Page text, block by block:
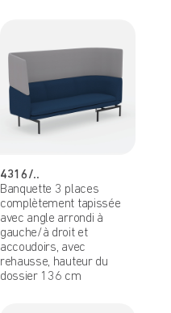
4316/..
Banquette 3 places
complètement tapissée
avec angle arrondi à
gauche/à droit et
accoudoirs, avec
rehausse, hauteur du
dossier 136 cm